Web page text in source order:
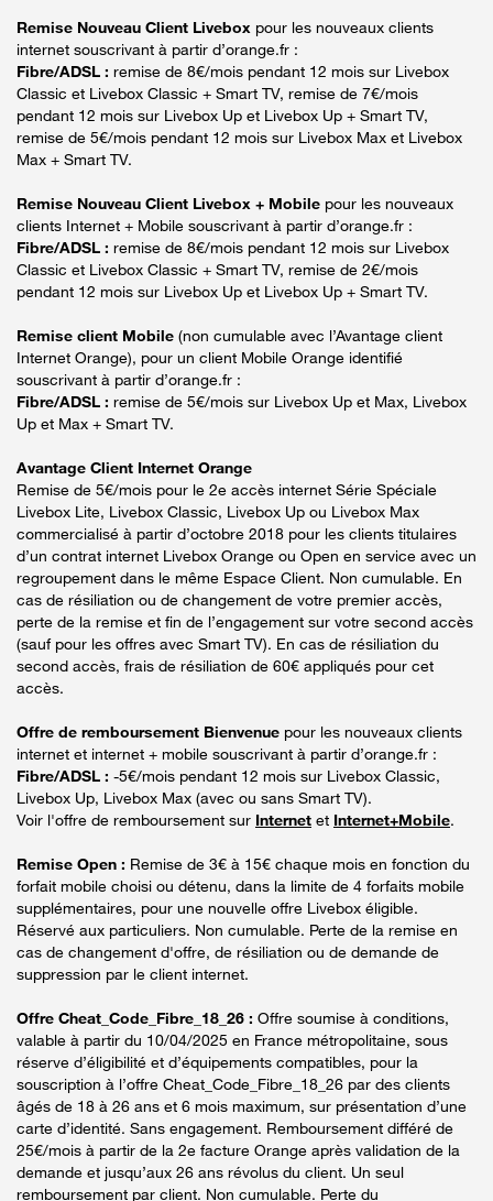
Remise Nouveau Client Livebox pour les nouveaux clients
internet souscrivant à partir d’orange.fr :
Fibre/ADSL : remise de 8€/mois pendant 12 mois sur Livebox
Classic et Livebox Classic + Smart TV, remise de 7€/mois
pendant 12 mois sur Livebox Up et Livebox Up + Smart TV,
remise de 5€/mois pendant 12 mois sur Livebox Max et Livebox
Max + Smart TV.
Remise Nouveau Client Livebox + Mobile pour les nouveaux
clients Internet + Mobile souscrivant à partir d’orange.fr :
Fibre/ADSL : remise de 8€/mois pendant 12 mois sur Livebox
Classic et Livebox Classic + Smart TV, remise de 2€/mois
pendant 12 mois sur Livebox Up et Livebox Up + Smart TV.
Remise client Mobile (non cumulable avec l’Avantage client
Internet Orange), pour un client Mobile Orange identifié
souscrivant à partir d’orange.fr :
Fibre/ADSL : remise de 5€/mois sur Livebox Up et Max, Livebox
Up et Max + Smart TV.
Avantage Client Internet Orange
Remise de 5€/mois pour le 2e accès internet Série Spéciale
Livebox Lite, Livebox Classic, Livebox Up ou Livebox Max
commercialisé à partir d’octobre 2018 pour les clients titulaires
d’un contrat internet Livebox Orange ou Open en service avec un
regroupement dans le même Espace Client. Non cumulable. En
cas de résiliation ou de changement de votre premier accès,
perte de la remise et fin de l’engagement sur votre second accès
(sauf pour les offres avec Smart TV). En cas de résiliation du
second accès, frais de résiliation de 60€ appliqués pour cet
accès.
Offre de remboursement Bienvenue pour les nouveaux clients
internet et internet + mobile souscrivant à partir d’orange.fr :
Fibre/ADSL : -5€/mois pendant 12 mois sur Livebox Classic,
Livebox Up, Livebox Max (avec ou sans Smart TV).
Voir l'offre de remboursement sur Internet et Internet+Mobile.
Remise Open : Remise de 3€ à 15€ chaque mois en fonction du
forfait mobile choisi ou détenu, dans la limite de 4 forfaits mobile
supplémentaires, pour une nouvelle offre Livebox éligible.
Réservé aux particuliers. Non cumulable. Perte de la remise en
cas de changement d'offre, de résiliation ou de demande de
suppression par le client internet.
Offre Cheat_Code_Fibre_18_26 : Offre soumise à conditions,
valable à partir du 10/04/2025 en France métropolitaine, sous
réserve d’éligibilité et d’équipements compatibles, pour la
souscription à l’offre Cheat_Code_Fibre_18_26 par des clients
âgés de 18 à 26 ans et 6 mois maximum, sur présentation d’une
carte d’identité. Sans engagement. Remboursement différé de
25€/mois à partir de la 2e facture Orange après validation de la
demande et jusqu’aux 26 ans révolus du client. Un seul
remboursement par client. Non cumulable. Perte du